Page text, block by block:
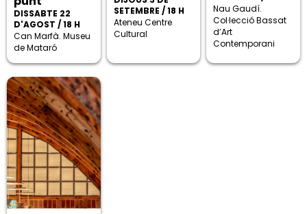
DISSABTE 22
D'AGOST / 18 H
Can Marfà. Museu
de Mataró
SETEMBRE / 18 H
Ateneu Centre
Cultural
Nau Gaudí.
Col·lecció Bassat
d’Art
Contemporani